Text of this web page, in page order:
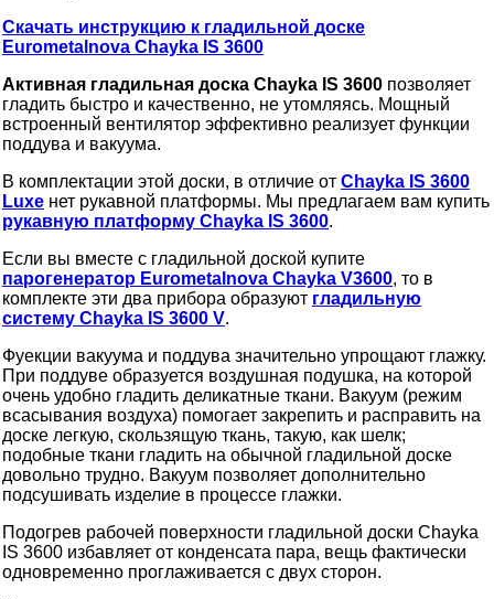
Скачать инструкцию к гладильной доске
Eurometalnova Chayka IS 3600
Активная гладильная доска Chayka IS 3600 позволяет
гладить быстро и качественно, не утомляясь. Мощный
встроенный вентилятор эффективно реализует функции
поддува и вакуума.
В комплектации этой доски, в отличие от Chayka IS 3600
Luxe нет рукавной платформы. Мы предлагаем вам купить
рукавную платформу Chayka IS 3600.
Если вы вместе с гладильной доской купите
парогенератор Eurometalnova Chayka V3600, то в
комплекте эти два прибора образуют гладильную
систему Chayka IS 3600 V.
Фуекции вакуума и поддува значительно упрощают глажку.
При поддуве образуется воздушная подушка, на которой
очень удобно гладить деликатные ткани. Вакуум (режим
всасывания воздуха) помогает закрепить и расправить на
доске легкую, скользящую ткань, такую, как шелк;
подобные ткани гладить на обычной гладильной доске
довольно трудно. Вакуум позволяет дополнительно
подсушивать изделие в процессе глажки.
Подогрев рабочей поверхности гладильной доски Chayka
IS 3600 избавляет от конденсата пара, вещь фактически
одновременно проглаживается с двух сторон.